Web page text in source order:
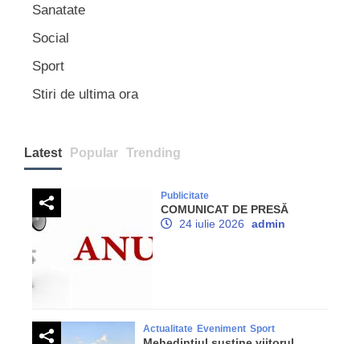
Sanatate
Social
Sport
Stiri de ultima ora
Latest Popular Trending
Publicitate
COMUNICAT DE PRESĂ
24 iulie 2026
admin
Actualitate Eveniment Sport